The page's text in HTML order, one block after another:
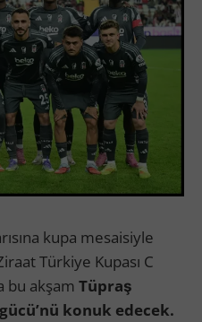
kupa mesaisiyle
Türkiye Kupası C
bu akşam Tüpraş
konuk edecek.